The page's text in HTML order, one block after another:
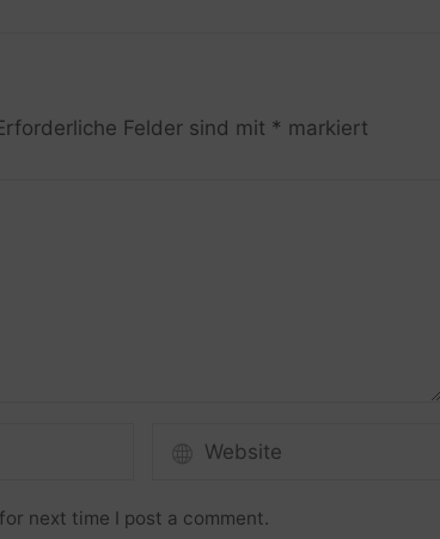
Felder sind mit * markiert
next time I post a comment.